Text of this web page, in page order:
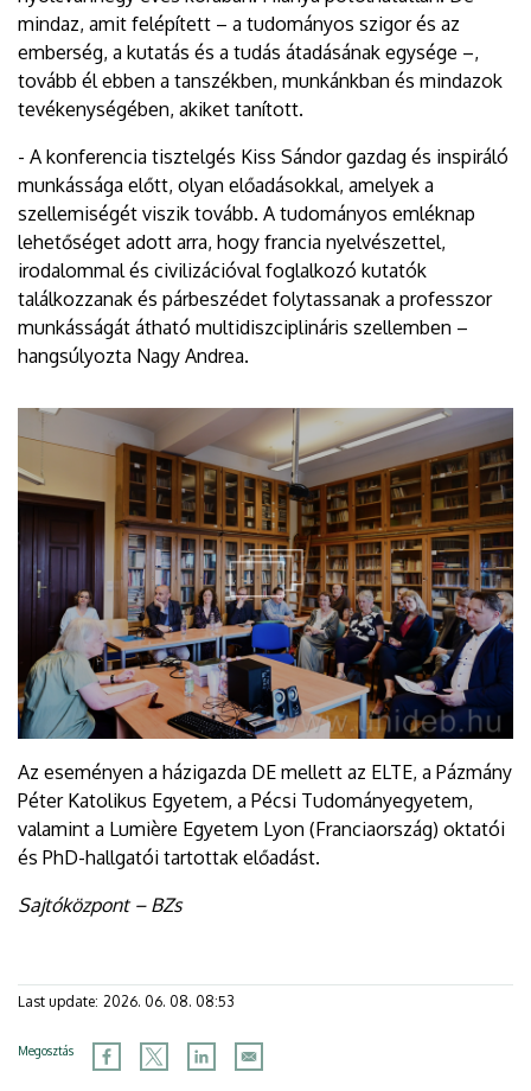
mindaz, amit felépített – a tudományos szigor és az
emberség, a kutatás és a tudás átadásának egysége –,
tovább él ebben a tanszékben, munkánkban és mindazok
tevékenységében, akiket tanított.
- A konferencia tisztelgés Kiss Sándor gazdag és inspiráló
munkássága előtt, olyan előadásokkal, amelyek a
szellemiségét viszik tovább. A tudományos emléknap
lehetőséget adott arra, hogy francia nyelvészettel,
irodalommal és civilizációval foglalkozó kutatók
találkozzanak és párbeszédet folytassanak a professzor
munkásságát átható multidiszciplináris szellemben –
hangsúlyozta Nagy Andrea.
Az eseményen a házigazda DE mellett az ELTE, a Pázmány
Péter Katolikus Egyetem, a Pécsi Tudományegyetem,
valamint a Lumière Egyetem Lyon (Franciaország) oktatói
és PhD-hallgatói tartottak előadást.
Sajtóközpont – BZs
Last update: 2026. 06. 08. 08:53
Megosztás